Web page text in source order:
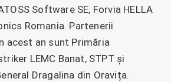
Software SE, Forvia HELLA
Romania. Partenerii
acest an sunt Primăria
LEMC Banat, STPT și
Dragalina din Oravița.